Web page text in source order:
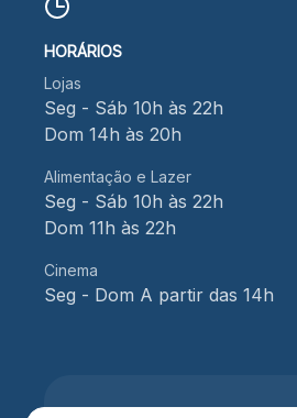
HORÁRIOS
Lojas
Seg - Sáb 10h às 22h
Dom 14h às 20h
Alimentação e Lazer
Seg - Sáb 10h às 22h
Dom 11h às 22h
Cinema
Seg - Dom A partir das 14h